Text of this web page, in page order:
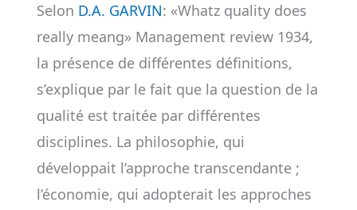
Selon D.A. GARVIN: «Whatz quality does
really meang» Management review 1934,
la présence de différentes définitions,
s’explique par le fait que la question de la
qualité est traitée par différentes
disciplines. La philosophie, qui
développait l’approche transcendante ;
l’économie, qui adopterait les approches